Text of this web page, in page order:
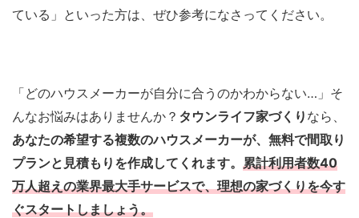
ている」といった方は、ぜひ参考になさってください。
「どのハウスメーカーが自分に合うのかわからない…」そ
んなお悩みはありませんか？ タウンライフ家づくり なら、
あなたの希望する複数のハウスメーカーが、無料で間取り
プランと見積もりを作成してくれます。 累計利用者数40
万人超えの業界最大手サービスで、理想の家づくりを今す
ぐスタートしましょう。